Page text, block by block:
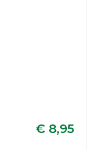
€ 8,95